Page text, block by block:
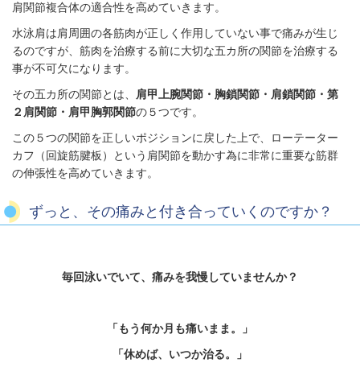
肩関節複合体の適合性を高めていきます。
水泳肩は肩周囲の各筋肉が正しく作用していない事で痛みが生じ
るのですが、筋肉を治療する前に大切な五カ所の関節を治療する
事が不可欠になります。
その五カ所の関節とは、
肩甲上腕関節・胸鎖関節・肩鎖関節・第
２肩関節・肩甲胸郭関節の５つです。
この５つの関節を正しいポジションに戻した上で、ローテーター
カフ（回旋筋腱板）という肩関節を動かす為に非常に重要な筋群
の伸張性を高めていきます。
ずっと、その痛みと付き合っていくのですか？
毎回泳いでいて、痛みを我慢していませんか？
「もう何か月も痛いまま。」
「休めば、いつか治る。」